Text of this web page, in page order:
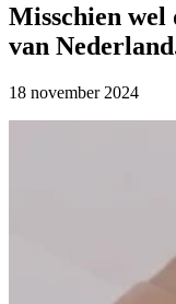
Misschien wel
van
18 november 2024